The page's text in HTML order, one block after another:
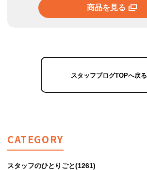
商品を見る
スタッフブログTOPへ戻る
CATEGORY
スタッフのひとりごと(1261)